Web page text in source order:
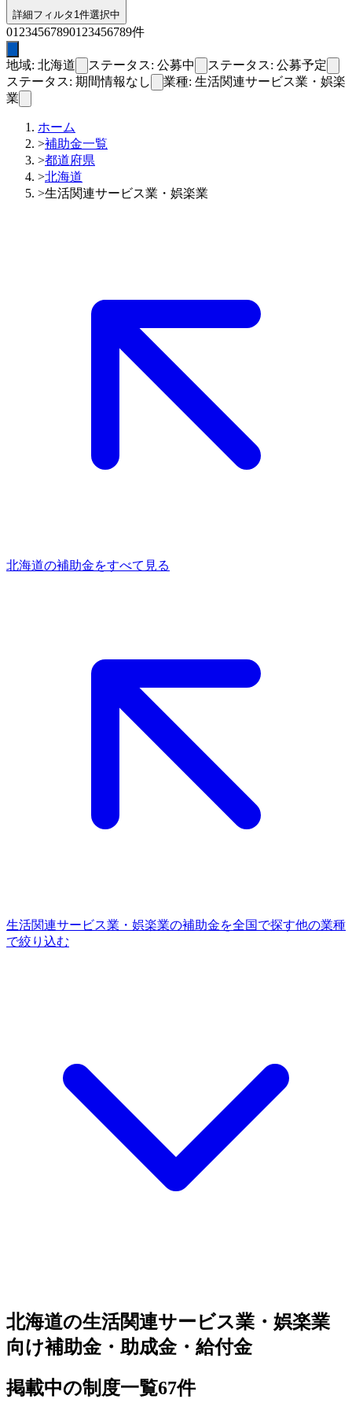
詳細フィルタ 1件選択中
01 2345678901 23456789件
地域: 北海道 ステータス: 公募中
ステータス: 公募予定
ステータス: 期間情報なし
業種: 生活関連サービス業・娯楽
業
ホーム
>補助金一覧
>都道府県
>北海道
>生活関連サービス業・娯楽業
北海道の補助金をすべて見る
生活関連サービス業・娯楽業の補助金を全国で探す他の業種
で絞り込む
北海道の生活関連サービス業・娯楽業
向け補助金・助成金・給付金
掲載中の制度一覧67件